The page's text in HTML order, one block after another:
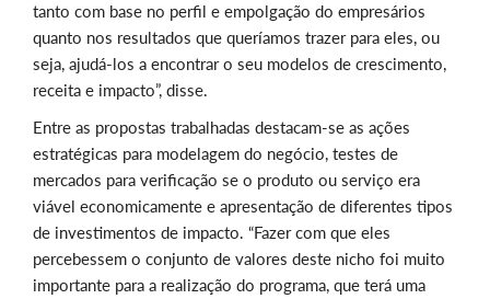
tanto com base no perfil e empolgação do empresários
quanto nos resultados que queríamos trazer para eles, ou
seja, ajudá-los a encontrar o seu modelos de crescimento,
receita e impacto”, disse.
Entre as propostas trabalhadas destacam-se as ações
estratégicas para modelagem do negócio, testes de
mercados para verificação se o produto ou serviço era
viável economicamente e apresentação de diferentes tipos
de investimentos de impacto. “Fazer com que eles
percebessem o conjunto de valores deste nicho foi muito
importante para a realização do programa, que terá uma